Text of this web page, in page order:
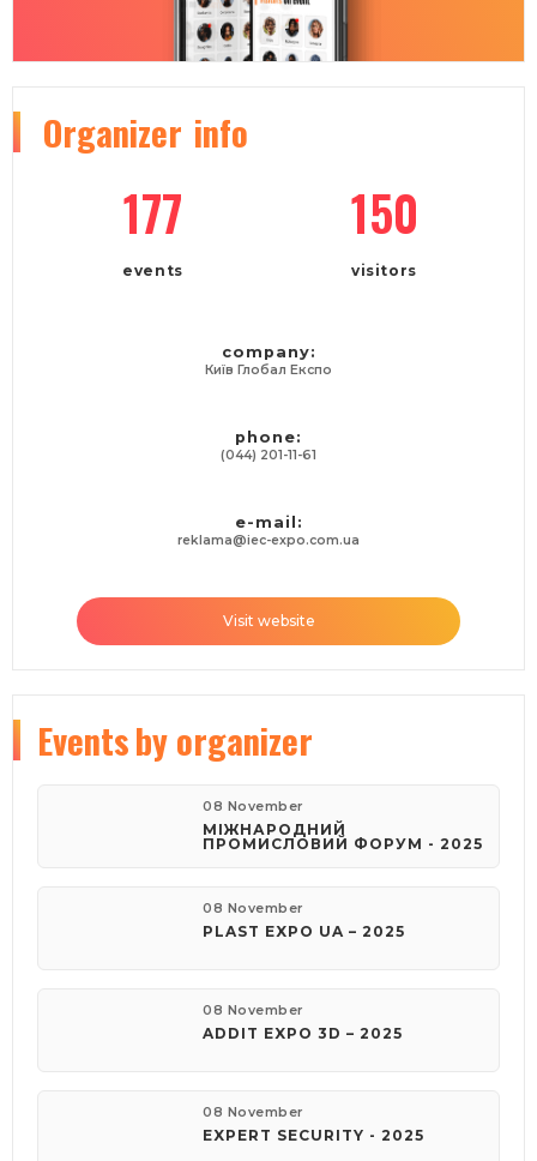
Organizer info
177
events
150
visitors
company:
Київ Глобал Експо
phone:
(044) 201-11-61
e-mail:
reklama@iec-expo.com.ua
Visit website
Eventsby organizer
08 November
МІЖНАРОДНИЙ
ПРОМИСЛОВИЙ ФОРУМ - 2025
08 November
PLAST EXPO UA – 2025
08 November
ADDIT EXPO 3D – 2025
08 November
EXPERT SECURITY - 2025